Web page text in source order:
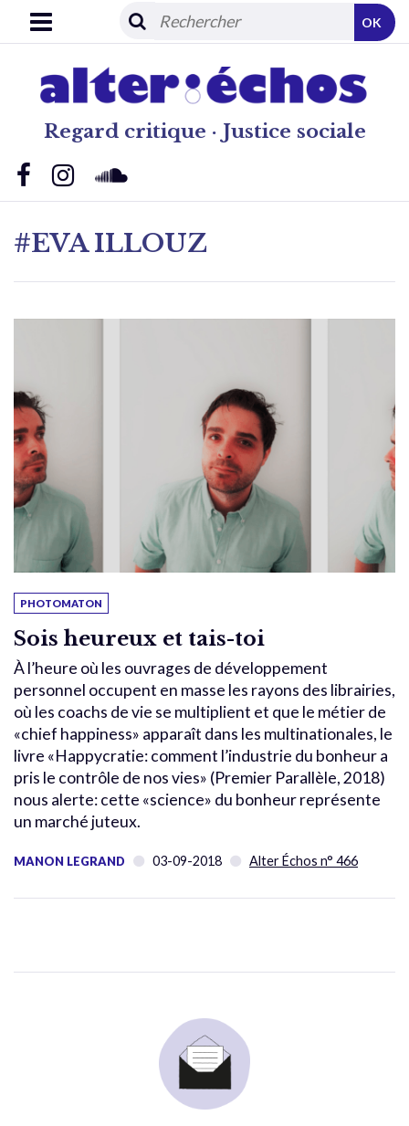
Regard critique · Justice sociale
OK
#EVA ILLOUZ
PHOTOMATON
Sois heureux et tais-toi
À l’heure où les ouvrages de développement
personnel occupent en masse les rayons des librairies,
où les coachs de vie se multiplient et que le métier de
«chief happiness» apparaît dans les multinationales, le
livre «Happycratie: comment l’industrie du bonheur a
pris le contrôle de nos vies» (Premier Parallèle, 2018)
nous alerte: cette «science» du bonheur représente
un marché juteux.
MANON LEGRAND 03-09-2018 Alter Échos n° 466